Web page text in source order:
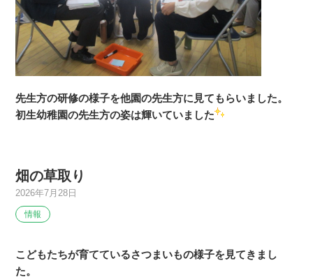
先生方の研修の様子を他園の先生方に見てもらいました。
初生幼稚園の先生方の姿は輝いていました
畑の草取り
2026年7月28日
情報
こどもたちが育てているさつまいもの様子を見てきまし
た。